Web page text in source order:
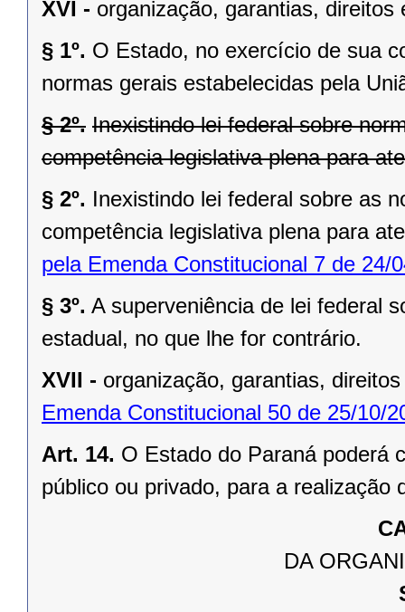
XVI - organização, garantias,
§ 1º. O Estado, no exercício de sua
normas gerais estabelecidas pela
§ 2º. Inexistindo lei federal sobre
competência legislativa plena para
§ 2º. Inexistindo lei federal sobre as
competência legislativa plena para
pela Emenda Constitucional 7 de 24/
§ 3º. A superveniência de lei federal
estadual, no que lhe for contrário.
XVII - organização, garantias,
Emenda Constitucional 50 de 25/10/
Art. 14. O Estado do Paraná poderá
público ou privado, para a realização
DA